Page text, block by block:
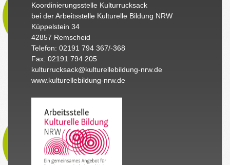
Koordinierungsstelle Kulturrucksack
bei der Arbeitsstelle Kulturelle Bildung NRW
Küppelstein 34
42857 Remscheid
Telefon: 02191 794 367/-368
Fax: 02191 794 205
kulturrucksack@kulturellebildung-nrw.de
www.kulturellebildung-nrw.de